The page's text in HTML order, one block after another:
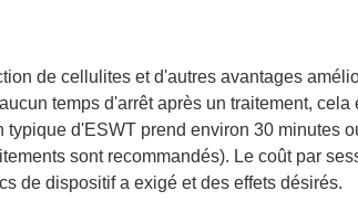
de cellulites et d'autres avantages
temps d'arrêt après un traitement,
d'ESWT prend environ 30 minutes
sont recommandés). Le coût par
de dispositif a exigé et des effets désirés.